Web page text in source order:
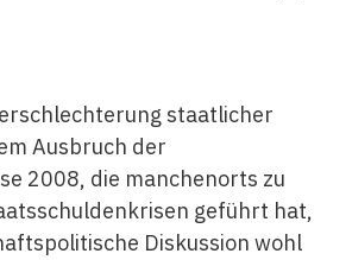
staatlicher
Ausbruch der
2008, die manchenorts zu
geführt hat,
Diskussion wohl